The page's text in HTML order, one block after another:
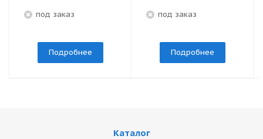
под заказ
Подробнее
под заказ
Подробнее
Каталог